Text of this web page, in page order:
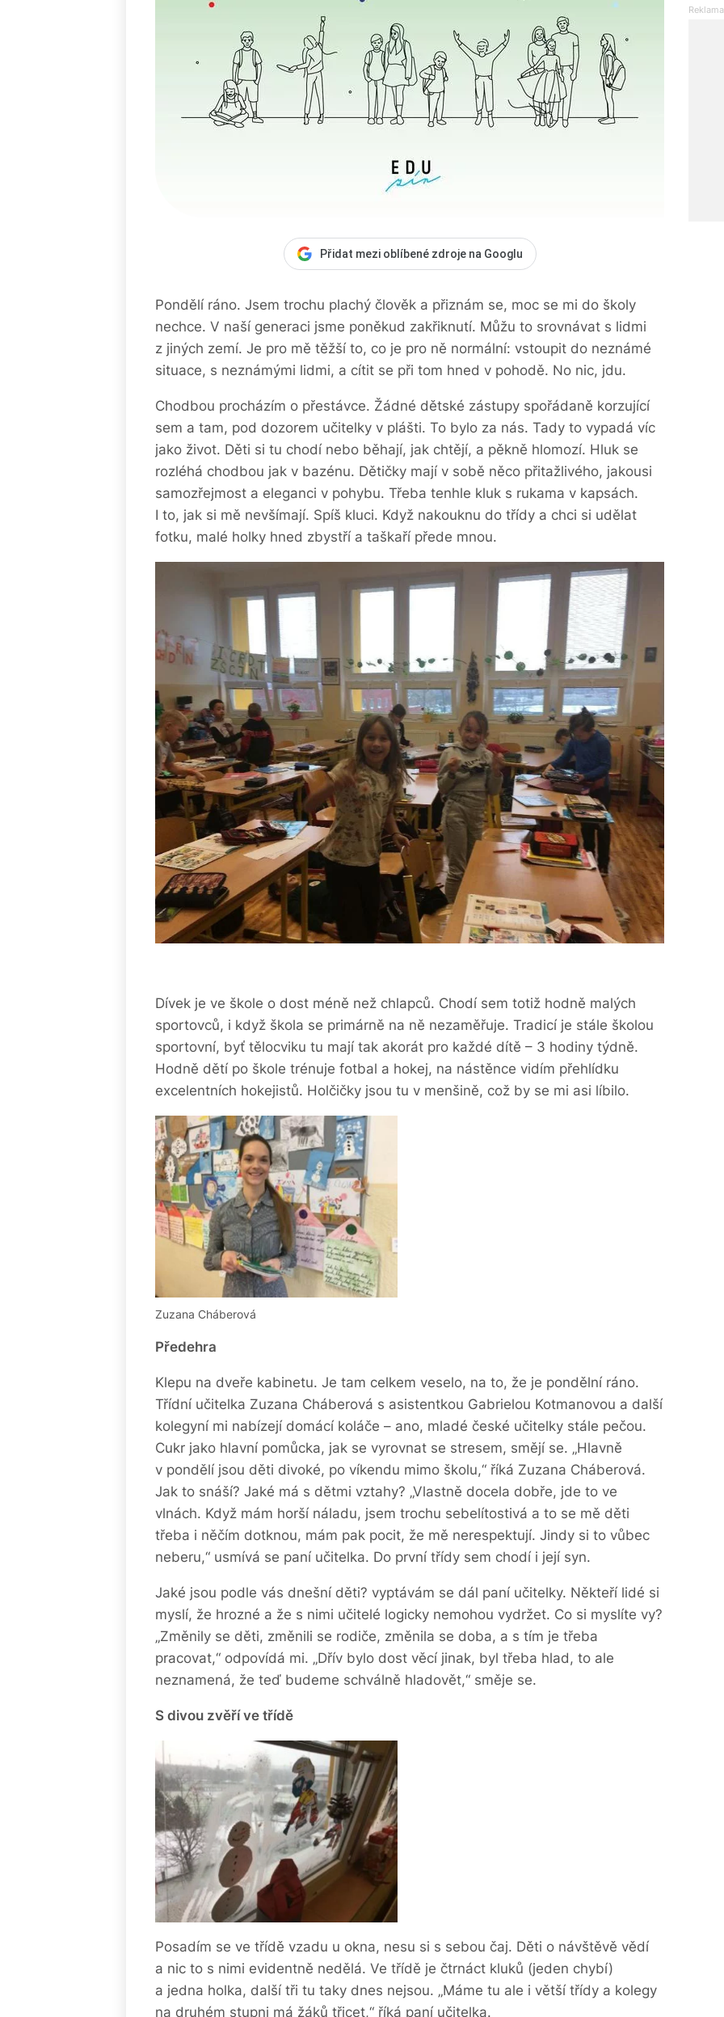
Přidat mezi oblíbené zdroje na Googlu
Pondělí ráno. Jsem trochu plachý člověk a přiznám se, moc se mi do školy
nechce. V naší generaci jsme poněkud zakřiknutí. Můžu to srovnávat s lidmi
z jiných zemí. Je pro mě těžší to, co je pro ně normální: vstoupit do neznámé
situace, s neznámými lidmi, a cítit se při tom hned v pohodě. No nic, jdu.
Chodbou procházím o přestávce. Žádné dětské zástupy spořádaně korzující
sem a tam, pod dozorem učitelky v plášti. To bylo za nás. Tady to vypadá víc
jako život. Děti si tu chodí nebo běhají, jak chtějí, a pěkně hlomozí. Hluk se
rozléhá chodbou jak v bazénu. Dětičky mají v sobě něco přitažlivého, jakousi
samozřejmost a eleganci v pohybu. Třeba tenhle kluk s rukama v kapsách.
I to, jak si mě nevšímají. Spíš kluci. Když nakouknu do třídy a chci si udělat
fotku, malé holky hned zbystří a taškaří přede mnou.
Dívek je ve škole o dost méně než chlapců. Chodí sem totiž hodně malých
sportovců, i když škola se primárně na ně nezaměřuje. Tradicí je stále školou
sportovní, byť tělocviku tu mají tak akorát pro každé dítě – 3 hodiny týdně.
Hodně dětí po škole trénuje fotbal a hokej, na nástěnce vidím přehlídku
excelentních hokejistů. Holčičky jsou tu v menšině, což by se mi asi líbilo.
Zuzana Cháberová
Předehra
Klepu na dveře kabinetu. Je tam celkem veselo, na to, že je pondělní ráno.
Třídní učitelka Zuzana Cháberová s asistentkou Gabrielou Kotmanovou a další
kolegyní mi nabízejí domácí koláče – ano, mladé české učitelky stále pečou.
Cukr jako hlavní pomůcka, jak se vyrovnat se stresem, smějí se. „Hlavně
v pondělí jsou děti divoké, po víkendu mimo školu,“ říká Zuzana Cháberová.
Jak to snáší? Jaké má s dětmi vztahy? „Vlastně docela dobře, jde to ve
vlnách. Když mám horší náladu, jsem trochu sebelítostivá a to se mě děti
třeba i něčím dotknou, mám pak pocit, že mě nerespektují. Jindy si to vůbec
neberu,“ usmívá se paní učitelka. Do první třídy sem chodí i její syn.
Jaké jsou podle vás dnešní děti? vyptávám se dál paní učitelky. Někteří lidé si
myslí, že hrozné a že s nimi učitelé logicky nemohou vydržet. Co si myslíte vy?
„Změnily se děti, změnili se rodiče, změnila se doba, a s tím je třeba
pracovat,“ odpovídá mi. „Dřív bylo dost věcí jinak, byl třeba hlad, to ale
neznamená, že teď budeme schválně hladovět,“ směje se.
S divou zvěří ve třídě
Posadím se ve třídě vzadu u okna, nesu si s sebou čaj. Děti o návštěvě vědí
a nic to s nimi evidentně nedělá. Ve třídě je čtrnáct kluků (jeden chybí)
a jedna holka, další tři tu taky dnes nejsou. „Máme tu ale i větší třídy a kolegy
na druhém stupni má žáků třicet,“ říká paní učitelka.